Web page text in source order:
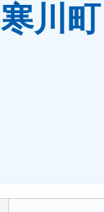
寒川